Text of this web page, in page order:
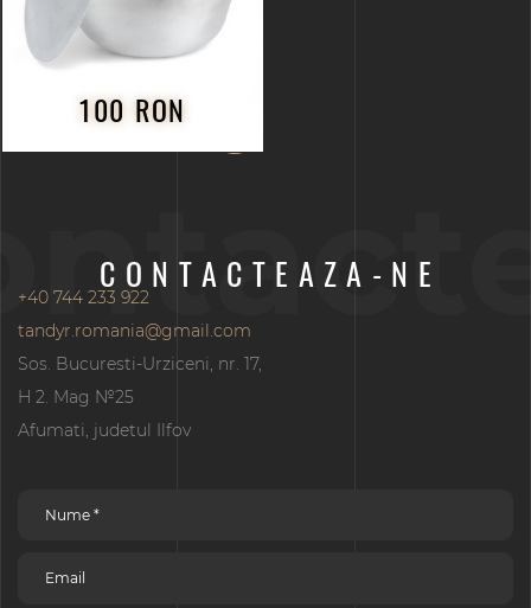
100 RON
CONTACTEAZA-NE
+40 744 233 922
tandyr.romania@gmail.com
Sos. Bucuresti-Urziceni, nr. 17,
H 2. Mag №25
Afumati, judetul Ilfov